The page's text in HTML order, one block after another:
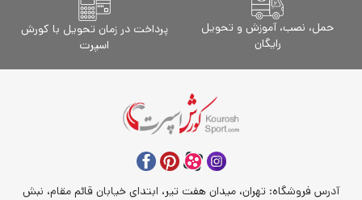
حمل، نصب، آموزش و تحویل
رایگان
پرداخت در زمان تحویل با کورش
اسپرت
آدرس فروشگاه: تهران، میدان هفت تیر، ابتدای خیابان قائم مقام، نبش